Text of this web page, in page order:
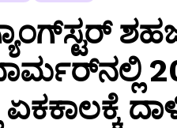
ಏಕಕಾಲಕ್ಕೆ